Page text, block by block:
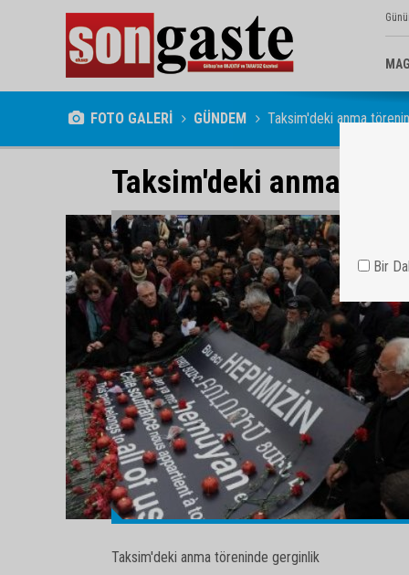
FOTO GALERİ GÜNDEM Taksim'deki anma
Taksim'deki anma
Taksim'deki anma töreninde gerginlik
Bir